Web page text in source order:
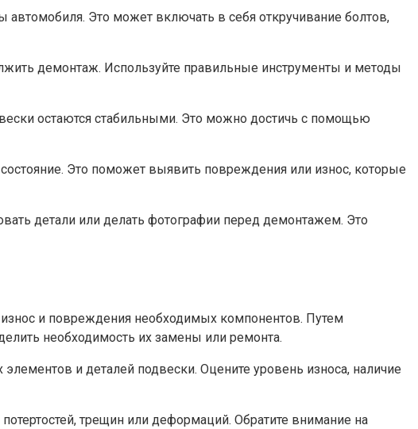
Это может включать в себя откручивание болтов,
демонтаж. Используйте правильные инструменты и методы
остаются стабильными. Это можно достичь с помощью
Это поможет выявить повреждения или износ, которые
детали или делать фотографии перед демонтажем. Это
и повреждения необходимых компонентов. Путем
необходимость их замены или ремонта.
и деталей подвески. Оцените уровень износа, наличие
трещин или деформаций. Обратите внимание на